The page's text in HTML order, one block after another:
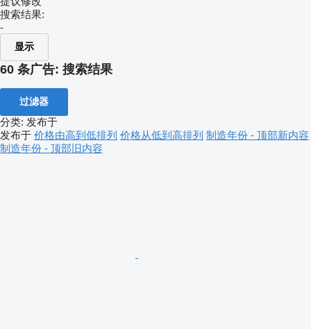
搜索结果:
-
显示
60 条广告: 搜索结果
过滤器
分类: 发布于
发布于 价格由高到低排列 价格从低到高排列 制造年份 - 顶部新内容
制造年份 - 顶部旧内容